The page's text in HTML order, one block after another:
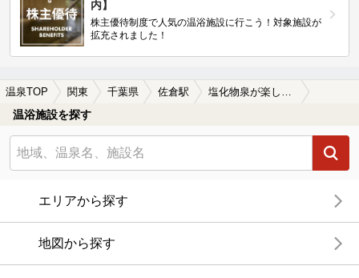
内】
株主優待制度で人気の温浴施設に行こう！対象施設が
拡充されました！
温泉TOP 関東 千葉県 佐倉駅 塩化物泉が楽しめる佐倉駅近くの温泉、日帰り温泉、スーパー銭湯おすすめ
温浴施設を探す
エリアから探す
地図から探す